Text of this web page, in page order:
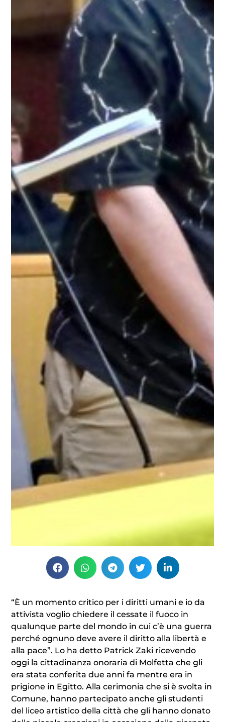
“È un momento critico per i diritti umani e io da
attivista voglio chiedere il cessate il fuoco in
qualunque parte del mondo in cui c’è una guerra
perché ognuno deve avere il diritto alla libertà e
alla pace”. Lo ha detto Patrick Zaki ricevendo
oggi la cittadinanza onoraria di Molfetta che gli
era stata conferita due anni fa mentre era in
prigione in Egitto. Alla cerimonia che si è svolta in
Comune, hanno partecipato anche gli studenti
del liceo artistico della città che gli hanno donato